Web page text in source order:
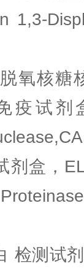
氧核糖
疫试剂
剂盒，
检测试